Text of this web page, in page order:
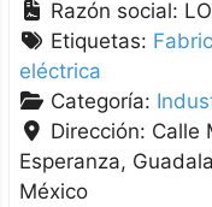
Razón social:
Etiquetas:
eléctrica
Categoría:
Dirección: Calle
Esperanza,
México